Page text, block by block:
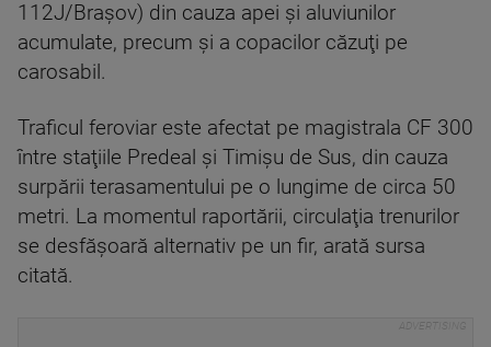
112J/Braşov) din cauza apei şi aluviunilor
acumulate, precum şi a copacilor căzuţi pe
carosabil.
Traficul feroviar este afectat pe magistrala CF 300
între staţiile Predeal şi Timişu de Sus, din cauza
surpării terasamentului pe o lungime de circa 50
metri. La momentul raportării, circulaţia trenurilor
se desfăşoară alternativ pe un fir, arată sursa
citată.